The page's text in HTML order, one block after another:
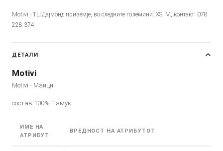
Motivi - ТЦ Дајмонд приземје, во следните големини: XS, M, контакт: 078
228 374
ДЕТАЛИ
Motivi
Motivi - Маици
состав:100% Памук
ИМЕ НА
АТРИБУТ
ВРЕДНОСТ НА АТРИБУТОТ